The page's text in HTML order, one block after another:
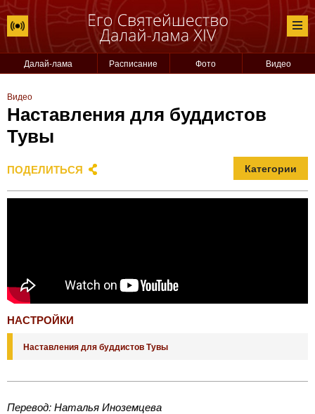
Далай-лама Расписание Фото Видео
Видео
Наставления для буддистов
Тувы
ПОДЕЛИТЬСЯ Категории
НАСТРОЙКИ
Наставления для буддистов Тувы
Перевод: Наталья Иноземцева